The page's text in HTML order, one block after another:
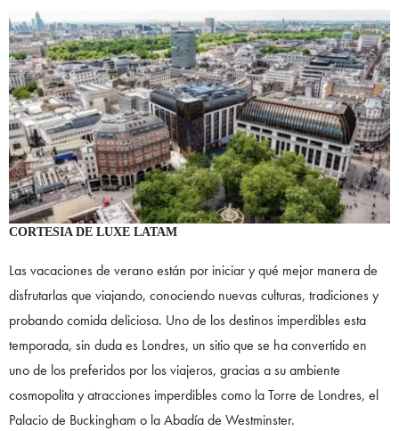
CORTESIA DE LUXE LATAM
Las vacaciones de verano están por iniciar y qué mejor manera de
disfrutarlas que viajando, conociendo nuevas culturas, tradiciones y
probando comida deliciosa. Uno de los destinos imperdibles esta
temporada, sin duda es Londres, un sitio que se ha convertido en
uno de los preferidos por los viajeros, gracias a su ambiente
cosmopolita y atracciones imperdibles como la Torre de Londres, el
Palacio de Buckingham o la Abadía de Westminster.